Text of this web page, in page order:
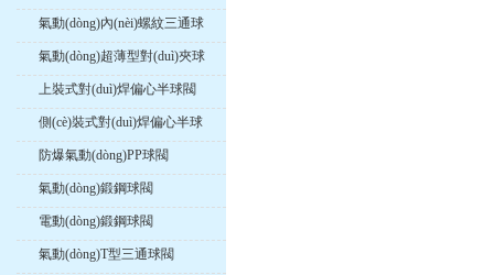
氣動(dòng)內(nèi)螺紋三通球
閥
氣動(dòng)超薄型對(duì)夾球
閥
上裝式對(duì)焊偏心半球閥
側(cè)裝式對(duì)焊偏心半球
閥
防爆氣動(dòng)PP球閥
氣動(dòng)鍛鋼球閥
電動(dòng)鍛鋼球閥
氣動(dòng)T型三通球閥